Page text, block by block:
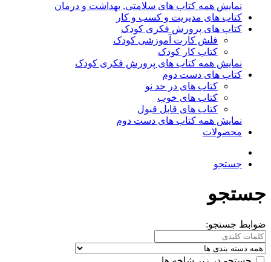
نمایش همه کتاب های سلامتی, بهداشت و درمان
کتاب های مدیریت و کسب و کار
کتاب های پرورش فکری کودک
فلش کارت آموزشی کودک
کتاب کار کودک
نمایش همه کتاب های پرورش فکری کودک
کتاب های دست دوم
کتاب های در حد نو
کتاب های خوب
کتاب های قابل قبول
نمایش همه کتاب های دست دوم
محصولات
جستجو
جستجو
ضوابط جستجو: